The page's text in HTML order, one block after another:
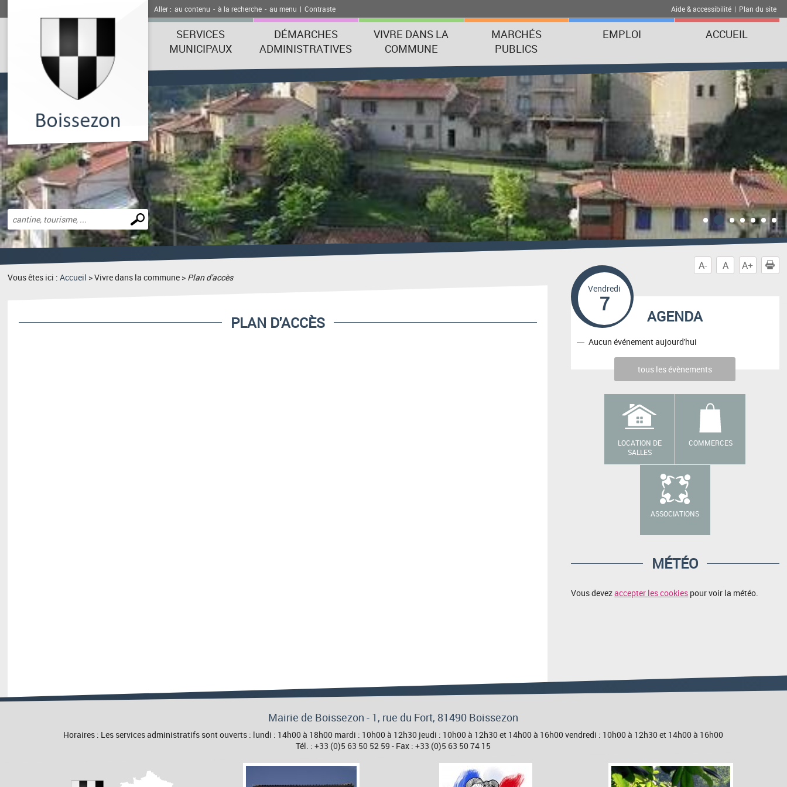
Aller : au contenu - à la recherche - au menu | Contraste Aide & accessibilité | Plan du site
SERVICES
MUNICIPAUX
DÉMARCHES
ADMINISTRATIVES
VIVRE DANS LA
COMMUNE
MARCHÉS
PUBLICS
EMPLOI ACCUEIL
Effectuer
une
recherche
A- A A+
Vous êtes ici :Accueil > Vivre dans la commune > Plan d'accès
PLAN D'ACCÈS AGENDA
Vendredi
7
Aucun événement aujourd'hui
tous les évènements
LOCATION DE
SALLES
COMMERCES
ASSOCIATIONS
MÉTÉO
Vous devezaccepter les cookies pour voir la météo.
Mairie de Boissezon - 1, rue du Fort, 81490 Boissezon
Horaires : Les services administratifs sont ouverts : lundi : 14h00 à 18h00 mardi : 10h00 à 12h30 jeudi : 10h00 à 12h30 et 14h00 à 16h00 vendredi : 10h00 à 12h30 et 14h00 à 16h00
Tél. : +33 (0)5 63 50 52 59 - Fax : +33 (0)5 63 50 74 15